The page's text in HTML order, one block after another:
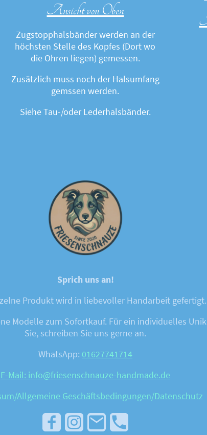
Ansicht von Oben
Zugstopphalsbänder werden an der
höchsten Stelle des Kopfes (Dort wo
die Ohren liegen) gemessen.
Zusätzlich muss noch der Halsumfang
gemssen werden.
Siehe Tau-/oder Lederhalsbänder.
Sprich uns an!
Produkt wird in liebevoller Handarbeit gefertigt.
Modelle zum Sofortkauf. Für ein individuelles
Sie, schreiben Sie uns gerne an.
WhatsApp: 01627741714
E-Mail: info@friesenschnauze-handmade.de
Allgemeine Geschäftsbedingungen/Datenschutz